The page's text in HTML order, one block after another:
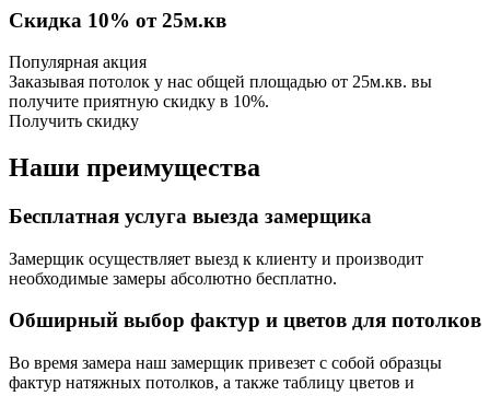
Скидка 10% от 25м.кв
Популярная акция
Заказывая потолок у нас общей площадью от 25м.кв. вы
получите приятную скидку в 10%.
Получить скидку
Наши преимущества
Бесплатная услуга выезда замерщика
Замерщик осуществляет выезд к клиенту и производит
необходимые замеры абсолютно бесплатно.
Обширный выбор фактур и цветов для потолков
Во время замера наш замерщик привезет с собой образцы
фактур натяжных потолков, а также таблицу цветов и